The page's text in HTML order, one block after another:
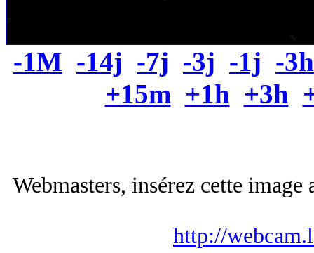
-1M -14j -7j -3j -1j -3h
+15m +1h +3h
Webmasters, insérez cette
http://